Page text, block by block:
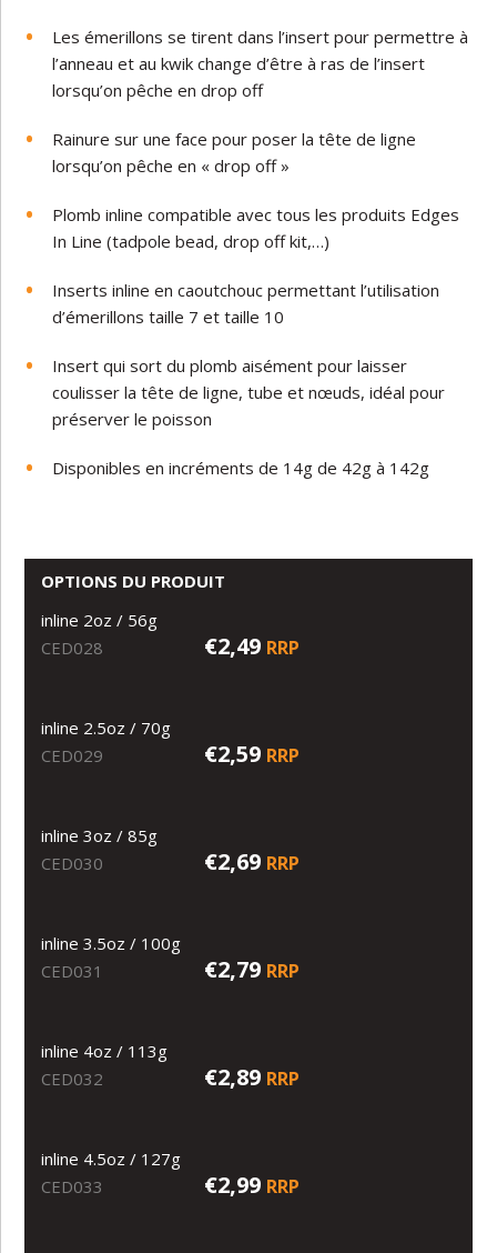
Les émerillons se tirent dans l’insert pour permettre à
l’anneau et au kwik change d’être à ras de l’insert
lorsqu’on pêche en drop off
Rainure sur une face pour poser la tête de ligne
lorsqu’on pêche en « drop off »
Plomb inline compatible avec tous les produits Edges
In Line (tadpole bead, drop off kit,…)
Inserts inline en caoutchouc permettant l’utilisation
d’émerillons taille 7 et taille 10
Insert qui sort du plomb aisément pour laisser
coulisser la tête de ligne, tube et nœuds, idéal pour
préserver le poisson
Disponibles en incréments de 14g de 42g à 142g
OPTIONS DU PRODUIT
inline 2oz / 56g
CED028
€2,49 RRP
inline 2.5oz / 70g
CED029
€2,59 RRP
inline 3oz / 85g
CED030
€2,69 RRP
inline 3.5oz / 100g
CED031
€2,79 RRP
inline 4oz / 113g
CED032
€2,89 RRP
inline 4.5oz / 127g
CED033
€2,99 RRP